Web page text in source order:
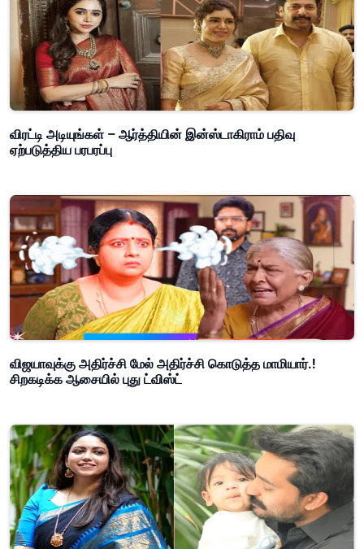
விரட்டி அடியுங்கள் – ஆர்த்தியின் இன்ஸ்டாகிராம் பதிவு
ஏற்படுத்திய பரபரப்பு
விஜயாவுக்கு அதிர்ச்சி மேல் அதிர்ச்சி கொடுத்த மாமியார்.!
சிறகடிக்க ஆசையில் புது ட்விஸ்ட்